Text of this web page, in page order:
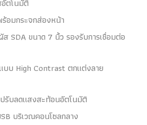
ตโนมัติ
อมกระจกส่องหน้า
SDA ขนาด 7 นิ้ว รองรับการเชื่อมต่อ
บบ High Contrast ตกแต่งลาย
รับลดแสงสะท้อนอัตโนมัติ
บริเวณคอนโซลกลาง